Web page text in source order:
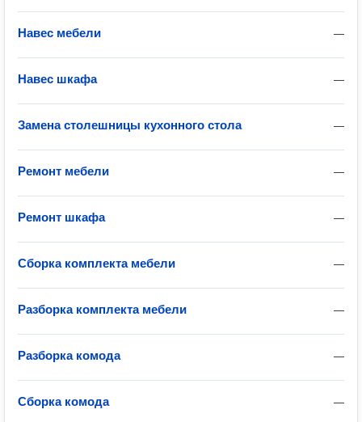
—
Навес мебели
—
Навес шкафа
—
Замена столешницы кухонного стола
—
Ремонт мебели
—
Ремонт шкафа
—
Сборка комплекта мебели
—
Разборка комплекта мебели
—
Разборка комода
—
Сборка комода